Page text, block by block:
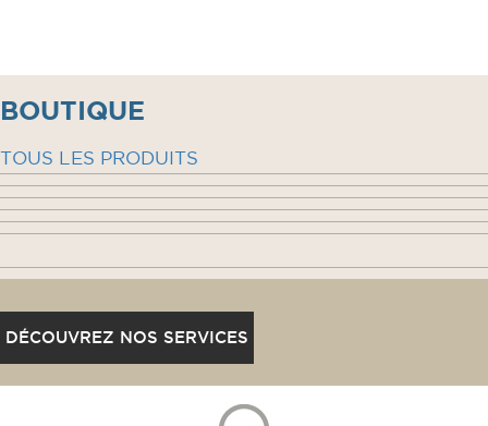
BOUTIQUE
TOUS LES PRODUITS
DÉCOUVREZ NOS SERVICES